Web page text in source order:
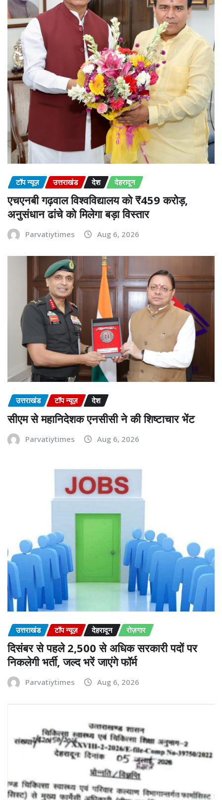
टॉप न्यूज़ उत्तराखंड देश देहरादून
एचएनबी गढ़वाल विश्वविद्यालय को ₹459 करोड़,
अनुसंधान ढांचे को मिलेगा बड़ा विस्तार
Parvatiytimes Aug 6, 2026
उत्तराखंड टॉप न्यूज़ देश
सीएम से महानिदेशक एनसीसी ने की शिष्टाचार भेंट
Parvatiytimes Aug 6, 2026
उत्तराखंड टॉप न्यूज़ देहरादून रोज़गार
दिसंबर से पहले 2,500 से अधिक सरकारी पदों पर
निकलेगी भर्ती, जल्द भरें जाएंगे फॉर्म
Parvatiytimes Aug 6, 2026